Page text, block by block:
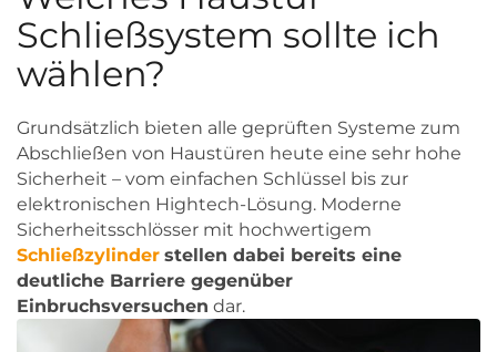
Schließsystem sollte ich
wählen?
Grundsätzlich bieten alle geprüften Systeme zum
Abschließen von Haustüren heute eine sehr hohe
Sicherheit – vom einfachen Schlüssel bis zur
elektronischen Hightech-Lösung. Moderne
Sicherheitsschlösser mit hochwertigem
Schließzylinder stellen dabei bereits eine
deutliche Barriere gegenüber
Einbruchsversuchen dar.